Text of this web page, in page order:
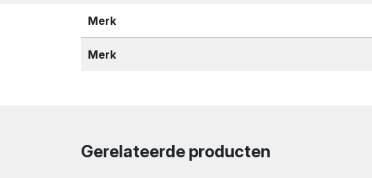
Merk
Merk
Gerelateerde producten